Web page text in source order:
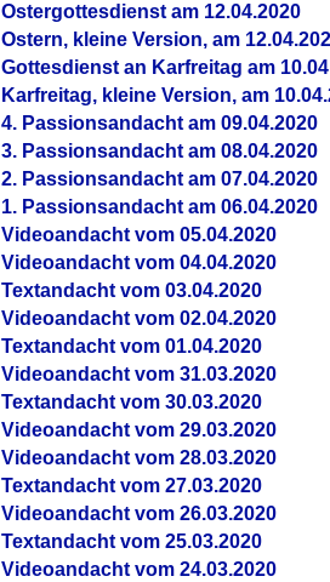
Ostergottesdienst am 12.04.2020
Ostern, kleine Version, am
Gottesdienst an Karfreitag am
Karfreitag, kleine Version, am
4. Passionsandacht am 09.04.2020
3. Passionsandacht am 08.04.2020
2. Passionsandacht am 07.04.2020
1. Passionsandacht am 06.04.2020
Videoandacht vom 05.04.2020
Videoandacht vom 04.04.2020
Textandacht vom 03.04.2020
Videoandacht vom 02.04.2020
Textandacht vom 01.04.2020
Videoandacht vom 31.03.2020
Textandacht vom 30.03.2020
Videoandacht vom 29.03.2020
Videoandacht vom 28.03.2020
Textandacht vom 27.03.2020
Videoandacht vom 26.03.2020
Textandacht vom 25.03.2020
Videoandacht vom 24.03.2020